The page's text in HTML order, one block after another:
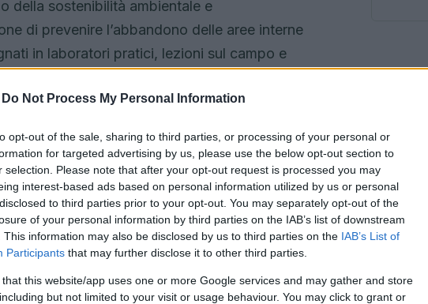
Do Not Process My Personal Information
opt-out of the sale, sharing to third parties, or processing of your personal or
for targeted advertising by us, please use the below opt-out section to
selection. Please note that after your opt-out request is processed you may
interest-based ads based on personal information utilized by us or personal
to third parties prior to your opt-out. You may separately opt-out of the
of your personal information by third parties on the IAB’s list of downstream
This information may also be disclosed by us to third parties on the IAB’s List of
Participants that may further disclose it to other third parties.
that this website/app uses one or more Google services and may gather and store
but not limited to your visit or usage behaviour. You may click to grant or
della sostenibilità ambientale e
di prevenire l’abbandono delle aree interne
in laboratori pratici, lezioni sul campo e
il patrimonio naturale e paesaggistico della